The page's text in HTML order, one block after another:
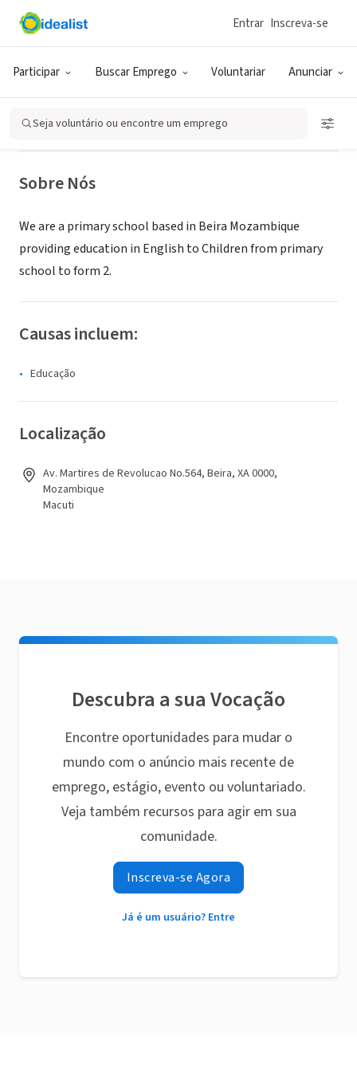
Participar Buscar Emprego Voluntariar Anunciar
Entrar Inscreva-se
Seja voluntário ou encontre um emprego
ONG (SETOR SOCIAL)
Beira International Primary School
(BIPS)
Beira, XA, Moçambique|bipsbeira.org
Sobre Nós
We are a primary school based in Beira Mozambique
providing education in English to Children from primary
school to form 2.
Causas incluem:
Educação
Localização
Av. Martires de Revolucao No.564, Beira, XA 0000,
Mozambique
Macuti
Descubra a sua Vocação
Encontre oportunidades para mudar o
mundo com o anúncio mais recente de
emprego, estágio, evento ou voluntariado.
Veja também recursos para agir em sua
comunidade.
Inscreva-se Agora
Já é um usuário? Entre